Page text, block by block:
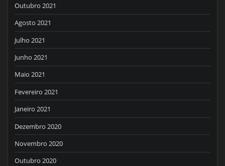
Outubro 2021
Agosto 2021
Julho 2021
Junho 2021
Maio 2021
Fevereiro 2021
Janeiro 2021
Dezembro 2020
Novembro 2020
Outubro 2020